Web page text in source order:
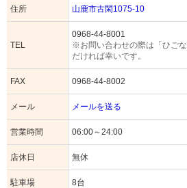
住所 山鹿市古閑1075-10
TEL
0968-44-8001
※お問い合わせの際は「ひご
だければ幸いです。
FAX 0968-44-8002
メール メールを送る
営業時間 06:00～24:00
店休日 無休
駐車場 8台